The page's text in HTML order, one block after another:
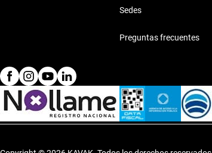
Sedes
Preguntas frecuentes